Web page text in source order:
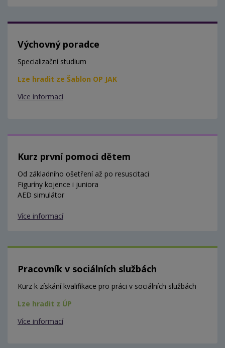
Výchovný poradce
Specializační studium
Lze hradit ze Šablon OP JAK
Více informací
Kurz první pomoci dětem
Od základního ošetření až po resuscitaci
Figuríny kojence i juniora
AED simulátor
Více informací
Pracovník v sociálních službách
Kurz k získání kvalifikace pro práci v sociálních službách
Lze hradit z ÚP
Více informací